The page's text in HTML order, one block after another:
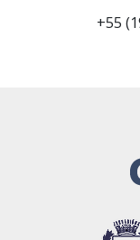
+55